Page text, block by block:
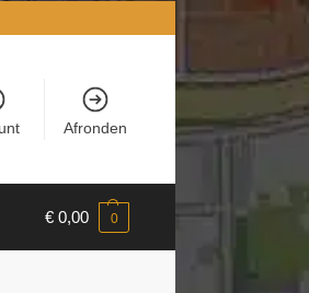
Afronden
€ 0,00 0